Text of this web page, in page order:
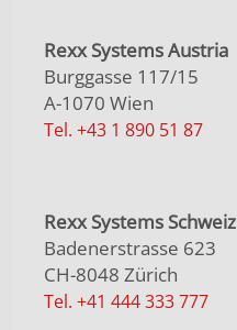
Rexx Systems Austria
Burggasse 117/15
A-1070 Wien
Tel. +43 1 890 51 87
Rexx Systems Schweiz
Badenerstrasse 623
CH-8048 Zürich
Tel. +41 444 333 777